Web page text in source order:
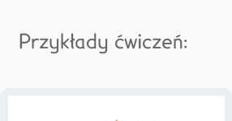
Przykłady ćwiczeń: